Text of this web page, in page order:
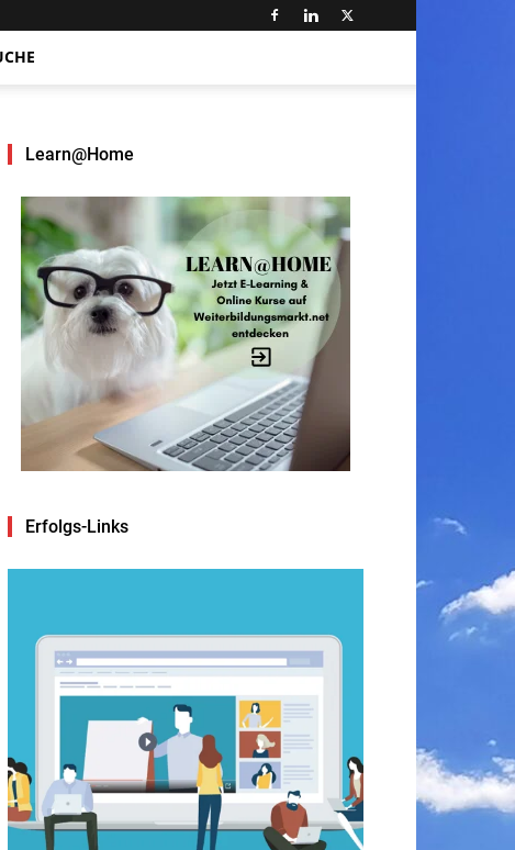
Learn@Home
Erfolgs-Links